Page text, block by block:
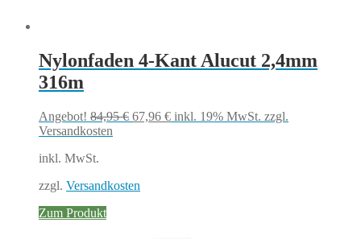
Nylonfaden 4-Kant Alucut 2,4mm
316m
Angebot! 84,95€ Ursprünglicher
67,96 €Aktueller
inkl. 19% MwSt. zzgl.
Versandkosten
inkl. MwSt.
zzgl. Versandkosten
Zum Produkt